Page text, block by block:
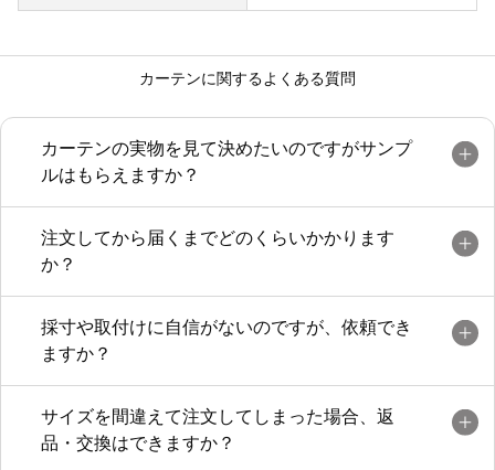
カーテンに関するよくある質問
カーテンの実物を見て決めたいのですがサンプ
ルはもらえますか？
注文してから届くまでどのくらいかかります
か？
採寸や取付けに自信がないのですが、依頼でき
ますか？
サイズを間違えて注文してしまった場合、返
品・交換はできますか？